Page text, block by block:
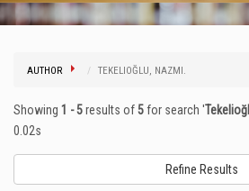
AUTHOR TEKELIOĞLU, NAZMI.
Showing 1 - 5results of5for search '
0.02s
Refine Results